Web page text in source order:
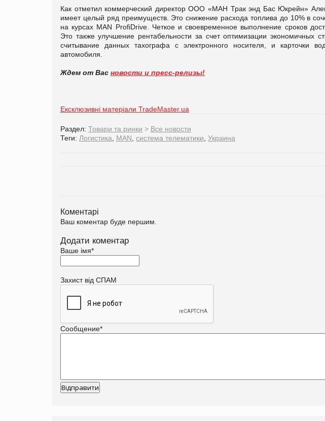
Как отметил коммерческий директор ООО «МАН Трак энд Бас Юкрейн»
имеет целый ряд преимуществ. Это снижение расхода топлива до 10% в
на курсах MAN ProfiDrive. Четкое и своевременное выполнение сроков
Это также улучшение рентабельности за счет оптимизации экономичных
считывание данных тахографа с электронного носителя, и карточки
автомобиля.
Ждем от Вас новости и пресс-релизы!
Ексклюзивні матеріали TradeMaster.ua
Раздел: Товари та ринки > Все новости
Теги: Логистика MAN система телематики Украина
Коментарі
Ваш коментар буде першим.
Додати коментар
Ваше імя*
Захист від СПАМ
Сообщение*